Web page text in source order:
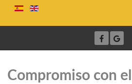
Compromiso con